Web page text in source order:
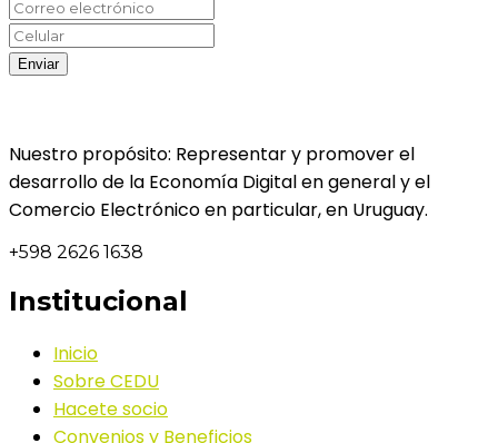
Nuestro propósito: Representar y promover el
desarrollo de la Economía Digital en general y el
Comercio Electrónico en particular, en Uruguay.
+598 2626 1638
Institucional
Inicio
Sobre CEDU
Hacete socio
Convenios y Beneficios